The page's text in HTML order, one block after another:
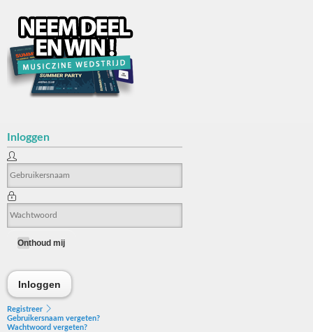
Inloggen
Onthoud mij
Inloggen
Registreer
Gebruikersnaam vergeten?
Wachtwoord vergeten?